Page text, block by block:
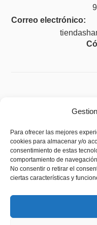
Para ofrecer las mejores
cookies para almacenar y/o
consentimiento de estas
comportamiento de
No consentir o retirar el
ciertas características y
Correo electrónico:
Política de